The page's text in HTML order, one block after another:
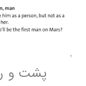
پشت و